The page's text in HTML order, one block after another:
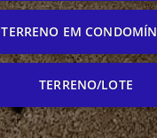
TERRENO EM
TERRENO/LOTE